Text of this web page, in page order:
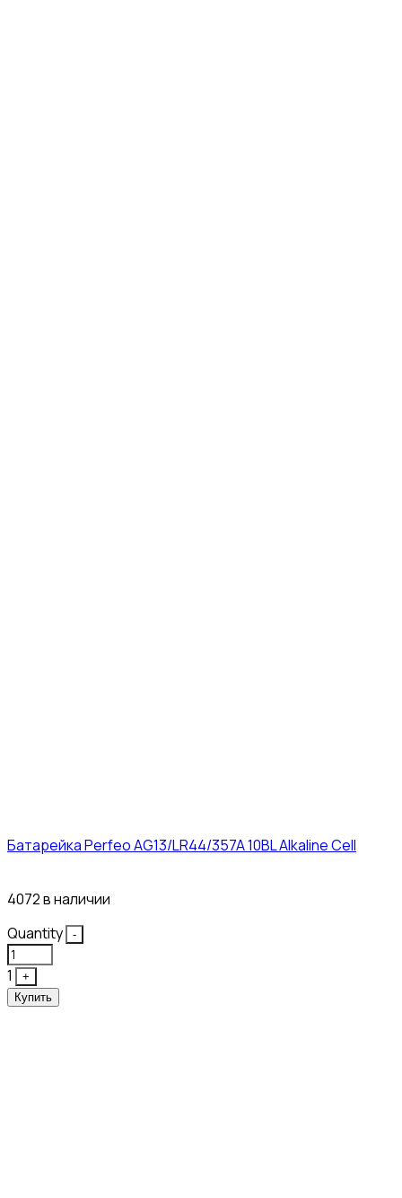
Батарейка Perfeo AG13/LR44/357A 10BL Alkaline Cell
4072 в наличии
Quantity
-
1
+
Купить